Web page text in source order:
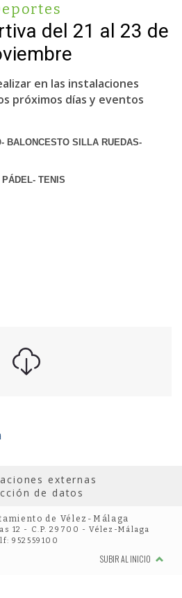
del 21 al 23 de
en las instalaciones
próximos días y eventos
BALONCESTO SILLA RUEDAS-
TENIS
externas
de datos
de Vélez-Málaga
12 - C.P. 29700 - Vélez-Málaga
952559100
SUBIR AL INICIO